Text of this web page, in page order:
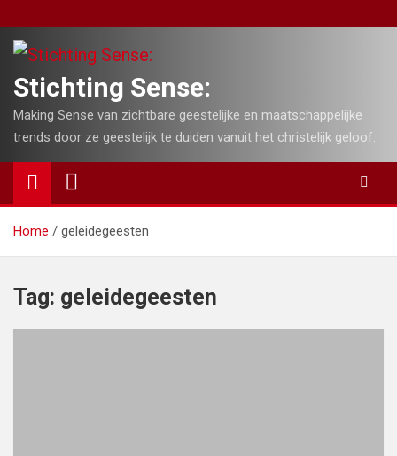
to
content
Stichting Sense:
Making Sense van zichtbare geestelijke en maatschappelijke
trends door ze geestelijk te duiden vanuit het christelijk geloof.
Home geleidegeesten
Tag: geleidegeesten